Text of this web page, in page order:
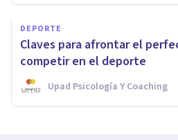
DEPORTE
Claves para afrontar el
competir en el deporte
Upad Psicología Y Coaching